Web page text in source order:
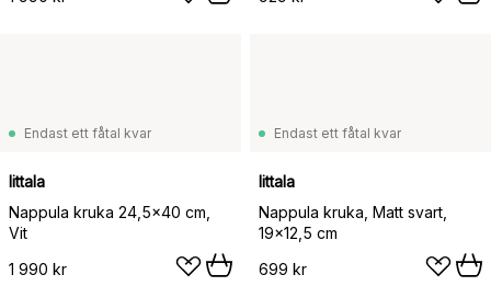
Endast ett fåtal kvar
Iittala
Nappula kruka 24,5x40 cm,
Vit
1 990 kr
Endast ett fåtal kvar
Iittala
Nappula kruka, Matt svart,
19x12,5 cm
699 kr